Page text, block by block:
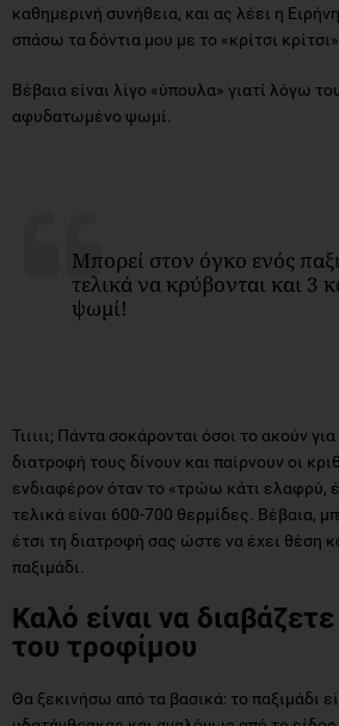
καθημερινή συνήθεια, και ας λέει η
σπάσω τα δόντια μου με το «κρίτσι κρίτσι».
Βέβαια είναι λίγο «ύπουλα» γιατί λόγω
αφυδατωμένο ψωμί.
Μπορεί στον όγκο ενός
τελικά να κρύβονται και 3
ψωμί!
Τιιιιι; Πάντα σοκάρονται όσοι το ακούν
διατροφή τους δίνουν και παίρνουν οι
ενδιαφέρον όταν το «τρώω κάτι ελαφρύ,
τελικά είναι 600-700 θερμίδες. Βέβαια,
έτσι τη διατροφή σας ώστε να έχει θέση
παξιμάδι.
Καλό είναι να
του τροφίμου
Θα ξεκινήσω από τα βασικά: το παξιμάδι